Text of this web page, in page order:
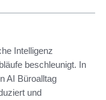
Intelligenz
beschleunigt. In
AI Büroalltag
und